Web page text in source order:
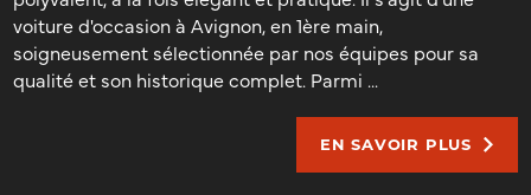
voiture d'occasion à Avignon, en 1ère main,
soigneusement sélectionnée par nos équipes pour sa
qualité et son historique complet. Parmi ...
EN SAVOIR PLUS